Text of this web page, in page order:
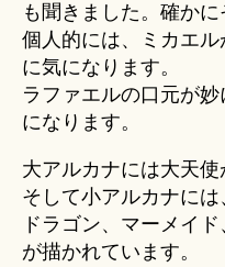
も聞きました。確かに
個人的には、ミカエ
に気になります。
ラファエルの口元が
になります。
大アルカナには大天使
そして小アルカナには
ドラゴン、マーメイ
が描かれています。